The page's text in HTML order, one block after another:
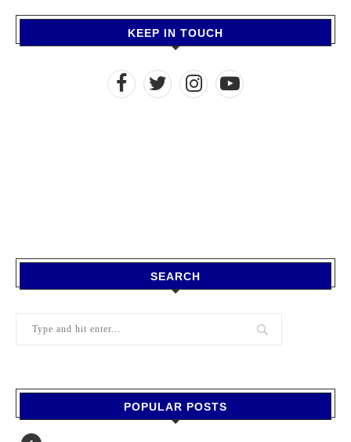
KEEP IN TOUCH
SEARCH
POPULAR POSTS